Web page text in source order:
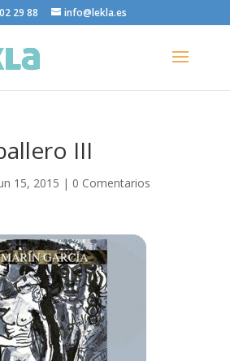
29 88 info@lekla.es
III
15, 2015 | 0 Comentarios